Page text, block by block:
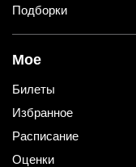
Подборки
Мое
Билеты
Избранное
Расписание
Оценки